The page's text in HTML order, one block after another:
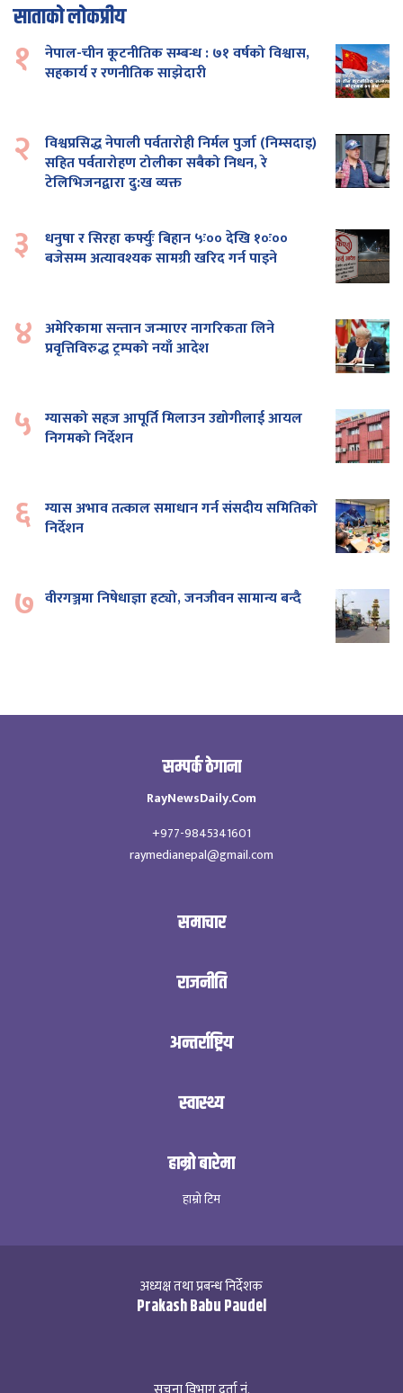
साताको लोकप्रीय
१
नेपाल-चीन कूटनीतिक सम्बन्ध : ७१ वर्षको विश्वास,
सहकार्य र रणनीतिक साझेदारी
२
विश्वप्रसिद्ध नेपाली पर्वतारोही निर्मल पुर्जा (निम्सदाइ)
सहित पर्वतारोहण टोलीका सबैको निधन, रे
टेलिभिजनद्वारा दु:ख व्यक्त
३
धनुषा र सिरहा कर्फ्युः बिहान ५ः०० देखि १०ः००
बजेसम्म अत्यावश्यक सामग्री खरिद गर्न पाइने
४ अमेरिकामा सन्तान जन्माएर नागरिकता लिने
प्रवृत्तिविरुद्ध ट्रम्पको नयाँ आदेश
५ ग्यासको सहज आपूर्ति मिलाउन उद्योगीलाई आयल
निगमको निर्देशन
६ ग्यास अभाव तत्काल समाधान गर्न संसदीय समितिको
निर्देशन
७ वीरगञ्जमा निषेधाज्ञा हट्यो, जनजीवन सामान्य बन्दै
सम्पर्क ठेगाना
RayNewsDaily.Com
+977-9845341601
raymedianepal@gmail.com
समाचार
राजनीति
अन्तर्राष्ट्रिय
स्वास्थ्य
हाम्रो बारेमा
हाम्रो टिम
अध्यक्ष तथा प्रबन्ध निर्देशक
Prakash Babu Paudel